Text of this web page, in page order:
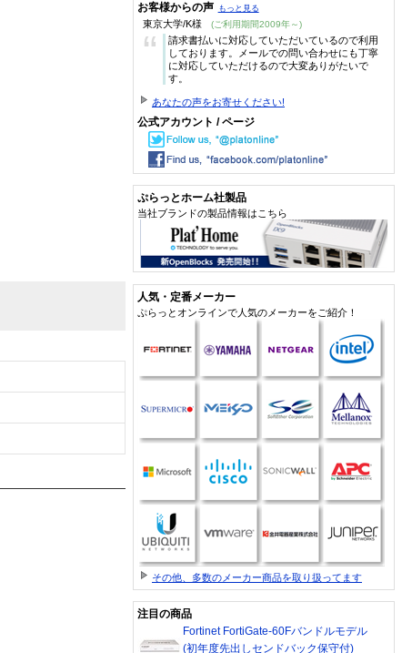
お客様からの声 もっと見る
東京大学/K様 (ご利用期間2009年～)
“
請求書払いに対応していただいているので利用
しております。メールでの問い合わせにも丁寧
に対応していただけるので大変ありがたいで
す。
あなたの声をお寄せください!
公式アカウント / ページ
ぷらっとホーム社製品
当社ブランドの製品情報はこちら
人気・定番メーカー
ぷらっとオンラインで人気のメーカーをご紹介！
その他、多数のメーカー商品を取り扱ってます
注目の商品
Fortinet FortiGate-60Fバンドルモデル
(初年度先出しセンドバック保守付)